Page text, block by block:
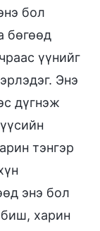
бол
бөгөөд
үүнийг
Энэ
дүгнэж
тэнгэр
энэ бол
биш, харин